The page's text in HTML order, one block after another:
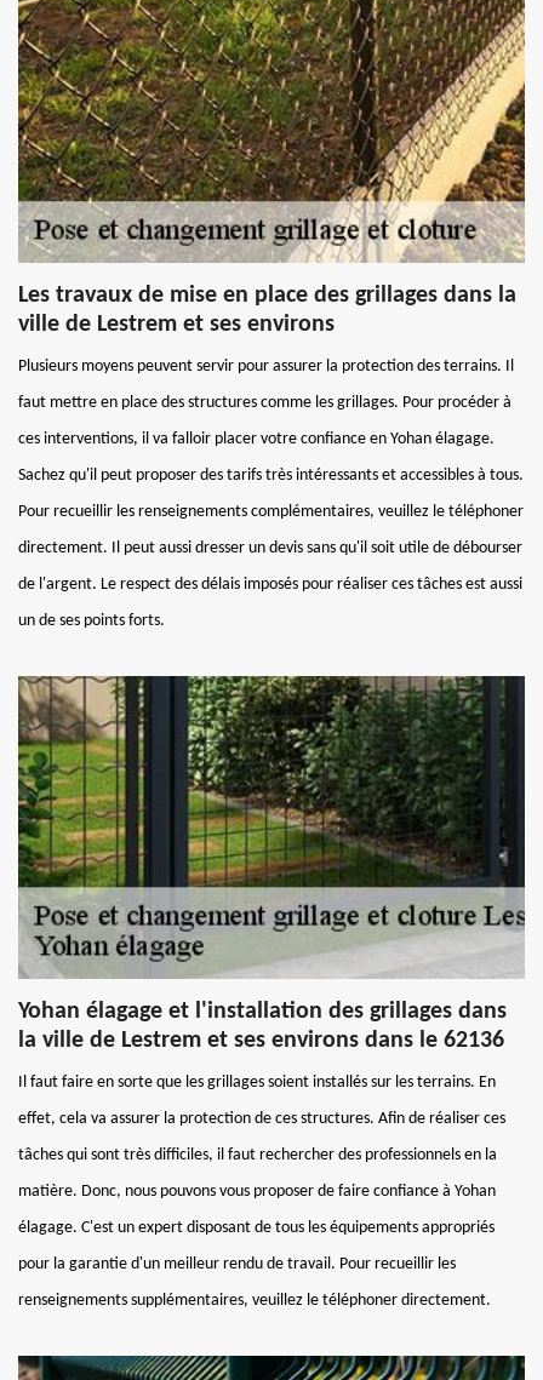
Les travaux de mise en place des grillages dans la
ville de Lestrem et ses environs
Plusieurs moyens peuvent servir pour assurer la protection des terrains. Il
faut mettre en place des structures comme les grillages. Pour procéder à
ces interventions, il va falloir placer votre confiance en Yohan élagage.
Sachez qu'il peut proposer des tarifs très intéressants et accessibles à tous.
Pour recueillir les renseignements complémentaires, veuillez le téléphoner
directement. Il peut aussi dresser un devis sans qu'il soit utile de débourser
de l'argent. Le respect des délais imposés pour réaliser ces tâches est aussi
un de ses points forts.
Yohan élagage et l'installation des grillages dans
la ville de Lestrem et ses environs dans le 62136
Il faut faire en sorte que les grillages soient installés sur les terrains. En
effet, cela va assurer la protection de ces structures. Afin de réaliser ces
tâches qui sont très difficiles, il faut rechercher des professionnels en la
matière. Donc, nous pouvons vous proposer de faire confiance à Yohan
élagage. C'est un expert disposant de tous les équipements appropriés
pour la garantie d'un meilleur rendu de travail. Pour recueillir les
renseignements supplémentaires, veuillez le téléphoner directement.